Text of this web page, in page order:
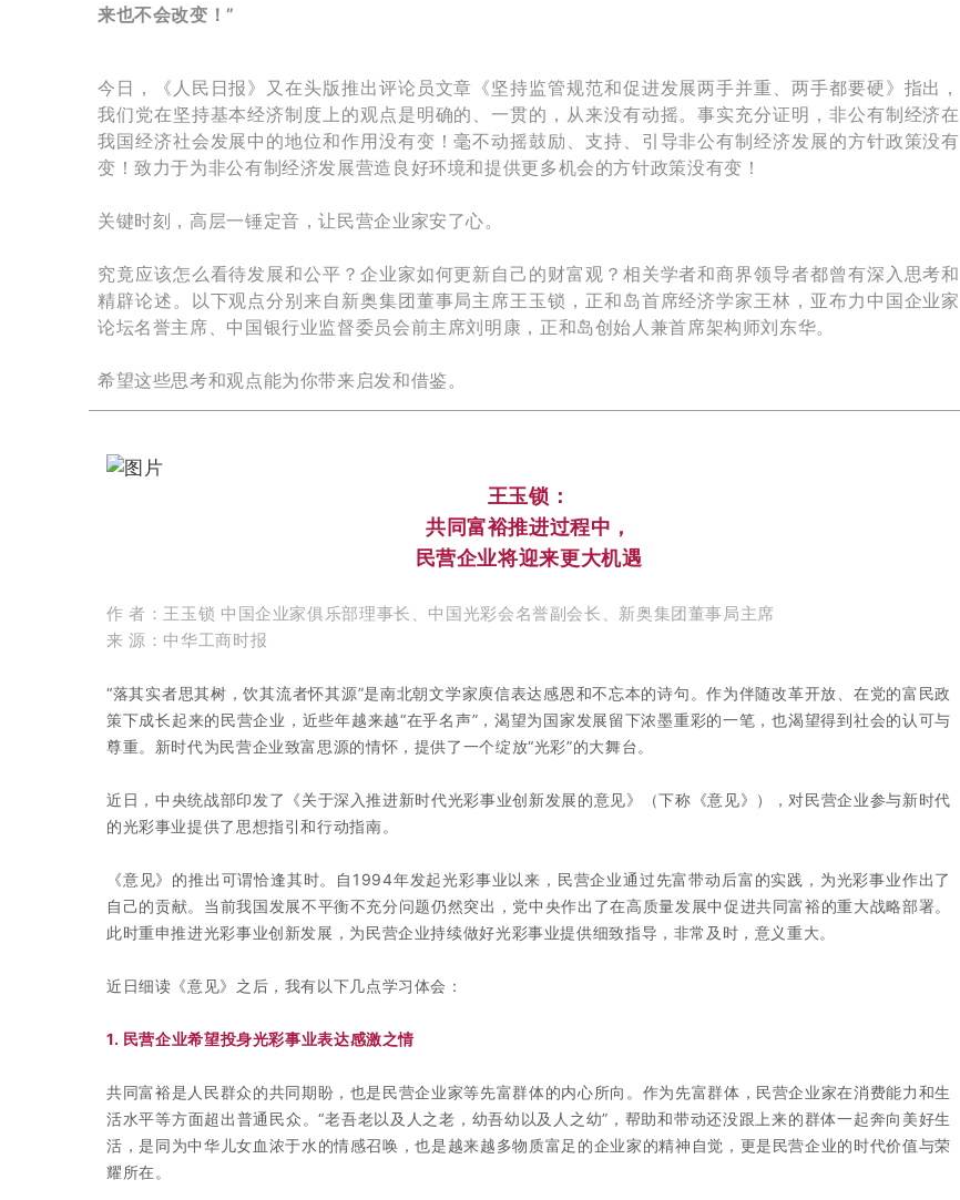
来也不会改变！”
今日，《人民日报》又在头版推出评论员文章《坚持监管规范和促进发展两手并重、两手都要硬》指出，
我们党在坚持基本经济制度上的观点是明确的、一贯的，从来没有动摇。事实充分证明，非公有制经济在
我国经济社会发展中的地位和作用没有变！毫不动摇鼓励、支持、引导非公有制经济发展的方针政策没有
变！致力于为非公有制经济发展营造良好环境和提供更多机会的方针政策没有变！
关键时刻，高层一锤定音，让民营企业家安了心。
究竟应该怎么看待发展和公平？企业家如何更新自己的财富观？相关学者和商界领导者都曾有深入思考和
精辟论述。以下观点分别来自 新奥集团董事局主席王玉锁， 正和岛首席经济学家王林 ， 亚布力中国企业家
论坛名誉主席、中国银行业监督委员会前主席刘明康，正和岛创始人兼首席架构师刘东华。
希望这些思考和观点能为你带来启发和借鉴。
王玉锁：
共同富裕推进过程中，
民营企业将迎来更大机遇
作 者：王玉锁 中国企业家俱乐部理事长、中国光彩会名誉副会长、新奥集团董事局主席
来 源：中华工商时报
“落其实者思其树，饮其流者怀其源”是南北朝文学家庾信表达感恩和不忘本的诗句。作为伴随改革开放、在党的富民政
策下成长起来的民营企业，近些年越来越“在乎名声”，渴望为国家发展留下浓墨重彩的一笔，也渴望得到社会的认可与
尊重。新时代为民营企业致富思源的情怀，提供了一个绽放“光彩”的大舞台。
近日，中央统战部印发了 《关于深入推进新时代光彩事业创新发展的意见》
（下称《意见》），对民营企业参与新时代
的光彩事业提供了思想指引和行动指南。
《意见》的推出可谓恰逢其时。自1994年发起光彩事业以来，民营企业通过先富带动后富的实践，为光彩事业作出了
自己的贡献。当前我国发展不平衡不充分问题仍然突出，党中央作出了在高质量发展中促进共同富裕的重大战略部署。
此时重申推进光彩事业创新发展，为民营企业持续做好光彩事业提供细致指导，非常及时，意义重大。
近日细读《意见》之后，我有以下几点学习体会：
1. 民营企业希望投身光彩事业表达感激之情
共同富裕是人民群众的共同期盼，也是民营企业家等先富群体的内心所向。作为先富群体，民营企业家在消费能力和生
活水平等方面超出普通民众。“老吾老以及人之老，幼吾幼以及人之幼”，帮助和带动还没跟上来的群体一起奔向美好生
活，是同为中华儿女血浓于水的情感召唤，也是越来越多物质富足的企业家的精神自觉，更是民营企业的时代价值与荣
耀所在。